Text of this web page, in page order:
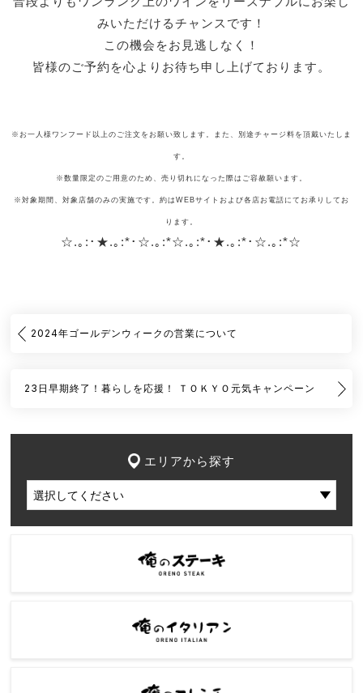
みいただけるチャンスです！
この機会をお見逃しなく！
皆様のご予約を心よりお待ち申し上げております。
※お一人様ワンフード以上のご注文をお願い致します。また、別途チャージ料を頂戴いたしま
す。
※数量限定のご用意のため、売り切れになった際はご容赦願います。
※対象期間、対象店舗のみの実施です。約はWEBサイトおよび各店お電話にてお承りしてお
ります。
☆.｡:･★.｡:*･☆.｡:*☆.｡:*･★.｡:*･☆.｡:*☆
2024年ゴールデンウィークの営業について
23日早期終了！暮らしを応援！ ＴＯＫＹＯ元気キャンペーン
エリアから探す